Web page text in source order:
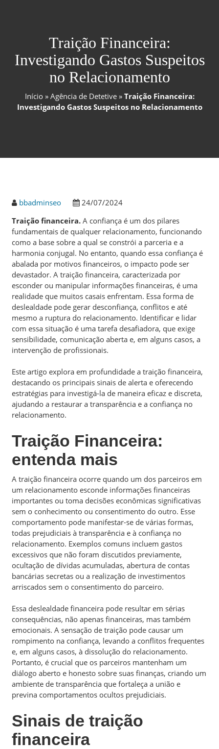
Traição Financeira:
Investigando Gastos Suspeitos
no Relacionamento
Início» Agência de Detetive» Traição Financeira:
Investigando Gastos Suspeitos no Relacionamento
bbadminseo
24/07/2024
Traição financeira. A confiança é um dos pilares
fundamentais de qualquer relacionamento, funcionando
como a base sobre a qual se constrói a parceria e a
harmonia conjugal. No entanto, quando essa confiança é
abalada por motivos financeiros, o impacto pode ser
devastador. A traição financeira, caracterizada por
esconder ou manipular informações financeiras, é uma
realidade que muitos casais enfrentam. Essa forma de
deslealdade pode gerar desconfiança, conflitos e até
mesmo a ruptura do relacionamento. Identificar e lidar
com essa situação é uma tarefa desafiadora, que exige
sensibilidade, comunicação aberta e, em alguns casos, a
intervenção de profissionais.
Este artigo explora em profundidade a traição financeira,
destacando os principais sinais de alerta e oferecendo
estratégias para investigá-la de maneira eficaz e discreta,
ajudando a restaurar a transparência e a confiança no
relacionamento.
Traição Financeira:
entenda mais
A traição financeira ocorre quando um dos parceiros em
um relacionamento esconde informações financeiras
importantes ou toma decisões econômicas significativas
sem o conhecimento ou consentimento do outro. Esse
comportamento pode manifestar-se de várias formas,
todas prejudiciais à transparência e à confiança no
relacionamento. Exemplos comuns incluem gastos
excessivos que não foram discutidos previamente,
ocultação de dívidas acumuladas, abertura de contas
bancárias secretas ou a realização de investimentos
arriscados sem o consentimento do parceiro.
Essa deslealdade financeira pode resultar em sérias
consequências, não apenas financeiras, mas também
emocionais. A sensação de traição pode causar um
rompimento na confiança, levando a conflitos frequentes
e, em alguns casos, à dissolução do relacionamento.
Portanto, é crucial que os parceiros mantenham um
diálogo aberto e honesto sobre suas finanças, criando um
ambiente de transparência que fortaleça a união e
previna comportamentos ocultos prejudiciais.
Sinais de traição
financeira